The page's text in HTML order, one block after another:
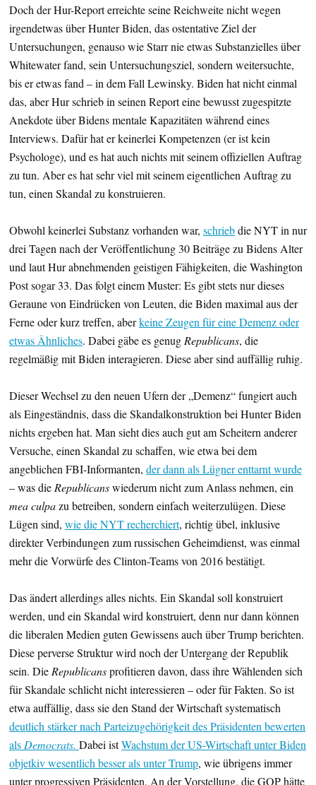
Doch der Hur-Report erreichte seine Reichweite nicht wegen
irgendetwas über Hunter Biden, das ostentative Ziel der
Untersuchungen, genauso wie Starr nie etwas Substanzielles über
Whitewater fand, sein Untersuchungsziel, sondern weitersuchte,
bis er etwas fand – in dem Fall Lewinsky. Biden hat nicht einmal
das, aber Hur schrieb in seinen Report eine bewusst zugespitzte
Anekdote über Bidens mentale Kapazitäten während eines
Interviews. Dafür hat er keinerlei Kompetenzen (er ist kein
Psychologe), und es hat auch nichts mit seinem offiziellen Auftrag
zu tun. Aber es hat sehr viel mit seinem eigentlichen Auftrag zu
tun, einen Skandal zu konstruieren.
Obwohl keinerlei Substanz vorhanden war, schriebdie NYT in nur
drei Tagen nach der Veröffentlichung 30 Beiträge zu Bidens Alter
und laut Hur abnehmenden geistigen Fähigkeiten, die Washington
Post sogar 33. Das folgt einem Muster: Es gibt stets nur dieses
Geraune von Eindrücken von Leuten, die Biden maximal aus der
Ferne oder kurz treffen, aberkeine Zeugen für eine Demenz oder
etwas Ähnliches. Dabei gäbe es genug Republicans, die
regelmäßig mit Biden interagieren. Diese aber sind auffällig ruhig.
Dieser Wechsel zu den neuen Ufern der „Demenz“ fungiert auch
als Eingeständnis, dass die Skandalkonstruktion bei Hunter Biden
nichts ergeben hat. Man sieht dies auch gut am Scheitern anderer
Versuche, einen Skandal zu schaffen, wie etwa bei dem
angeblichen FBI-Informanten, der dann als Lügner enttarnt wurde
– was die Republicanswiederum nicht zum Anlass nehmen, ein
mea culpazu betreiben, sondern einfach weiterzulügen. Diese
Lügen sind, wie die NYT recherchiert, richtig übel, inklusive
direkter Verbindungen zum russischen Geheimdienst, was einmal
mehr die Vorwürfe des Clinton-Teams von 2016 bestätigt.
Das ändert allerdings alles nichts. Ein Skandal soll konstruiert
werden, und ein Skandal wird konstruiert, denn nur dann können
die liberalen Medien guten Gewissens auch über Trump berichten.
Diese perverse Struktur wird noch der Untergang der Republik
sein. Die Republicansprofitieren davon, dass ihre Wählenden sich
für Skandale schlicht nicht interessieren – oder für Fakten. So ist
etwa auffällig, dass sie den Stand der Wirtschaft systematisch
deutlich stärker nach Parteizugehörigkeit des Präsidenten bewerten
als Democrats. Dabei istWachstum der US-Wirtschaft unter Biden
objetkiv wesentlich besser als unter Trump, wie übrigens immer
unter progressiven Präsidenten. An der Vorstellung, die GOP hätte